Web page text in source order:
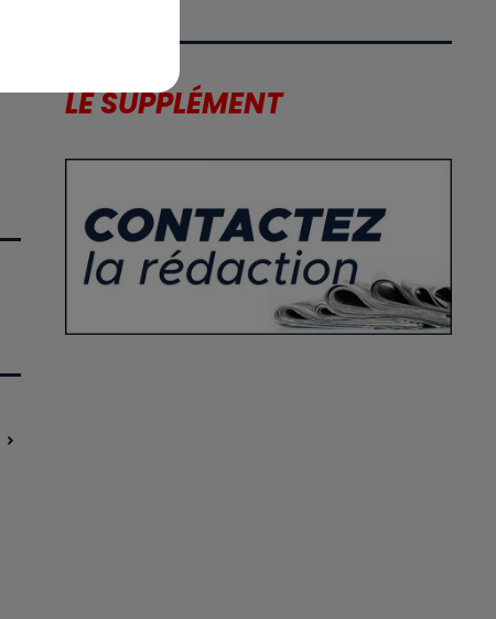
LE SUPPLÉMENT